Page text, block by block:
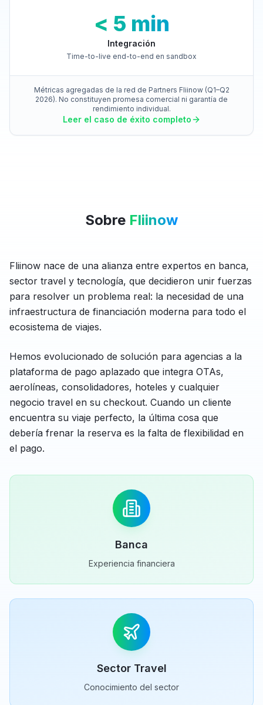
< 5 min
Integración
Time-to-live end-to-end en sandbox
Métricas agregadas de la red de Partners Fliinow (Q1–Q2
2026). No constituyen promesa comercial ni garantía de
rendimiento individual.
Leer el caso de éxito completo
Sobre Fliinow
Fliinow nace de una alianza entre expertos en banca,
sector travel y tecnología, que decidieron unir fuerzas
para resolver un problema real: la necesidad de una
infraestructura de financiación moderna para todo el
ecosistema de viajes.
Hemos evolucionado de solución para agencias a la
plataforma de pago aplazado que integra OTAs,
aerolíneas, consolidadores, hoteles y cualquier
negocio travel en su checkout. Cuando un cliente
encuentra su viaje perfecto, la última cosa que
debería frenar la reserva es la falta de flexibilidad en
el pago.
Banca
Experiencia financiera
Sector Travel
Conocimiento del sector